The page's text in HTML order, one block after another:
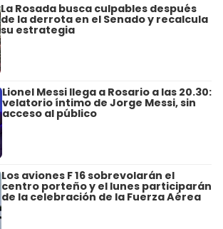
La Rosada busca culpables después
de la derrota en el Senado y recalcula
su estrategia
Lionel Messi llega a Rosario a las 20.30:
velatorio íntimo de Jorge Messi, sin
acceso al público
Los aviones F 16 sobrevolarán el
centro porteño y el lunes participarán
de la celebración de la Fuerza Aérea